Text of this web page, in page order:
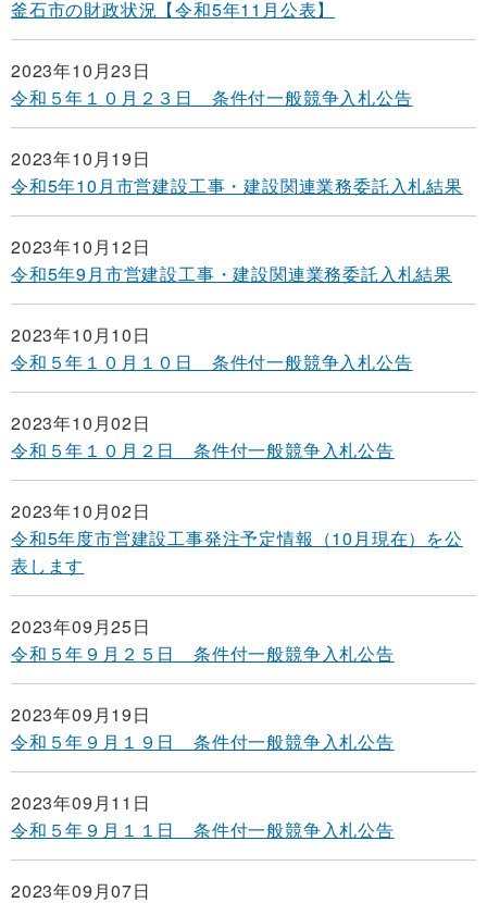
釜石市の財政状況【令和5年11月公表】
2023年10月23日
令和５年１０月２３日 条件付一般競争入札公告
2023年10月19日
令和5年10月市営建設工事・建設関連業務委託入札結果
2023年10月12日
令和5年9月市営建設工事・建設関連業務委託入札結果
2023年10月10日
令和５年１０月１０日 条件付一般競争入札公告
2023年10月02日
令和５年１０月２日 条件付一般競争入札公告
2023年10月02日
令和5年度市営建設工事発注予定情報（10月現在）を公
表します
2023年09月25日
令和５年９月２５日 条件付一般競争入札公告
2023年09月19日
令和５年９月１９日 条件付一般競争入札公告
2023年09月11日
令和５年９月１１日 条件付一般競争入札公告
2023年09月07日